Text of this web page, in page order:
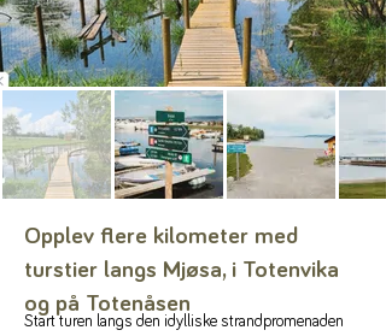
Start turen langs den idylliske strandpromenaden
Opplev flere kilometer med
turstier langs Mjøsa, i Totenvika
og på Totenåsen